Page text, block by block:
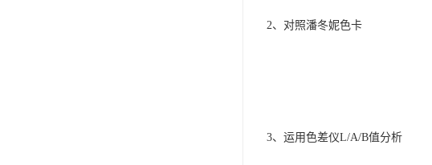
2、对照潘冬妮色卡
3、运用色差仪L/A/B值分析